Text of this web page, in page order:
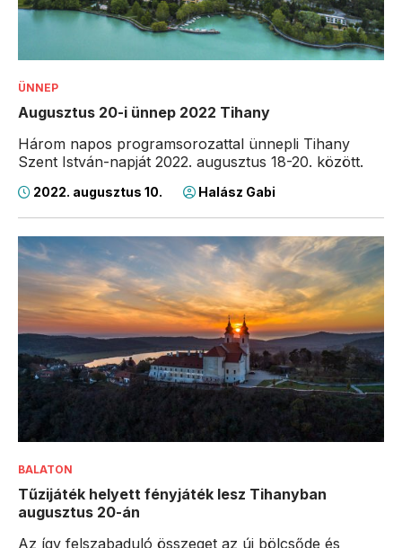
ÜNNEP
Augusztus 20-i ünnep 2022 Tihany
Három napos programsorozattal ünnepli Tihany
Szent István-napját 2022. augusztus 18-20. között.
2022. augusztus 10. Halász Gabi
BALATON
Tűzijáték helyett fényjáték lesz Tihanyban
augusztus 20-án
Az így felszabaduló összeget az új bölcsőde és